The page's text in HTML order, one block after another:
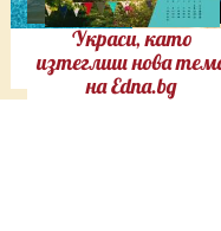
Украси, като
изтеглиш нова
на Edna.bg